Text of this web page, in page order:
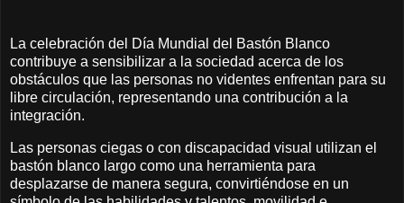
La celebración del Día Mundial del Bastón Blanco
contribuye a sensibilizar a la sociedad acerca de los
obstáculos que las personas no videntes enfrentan para su
libre circulación, representando una contribución a la
integración.
Las personas ciegas o con discapacidad visual utilizan el
bastón blanco largo como una herramienta para
desplazarse de manera segura, convirtiéndose en un